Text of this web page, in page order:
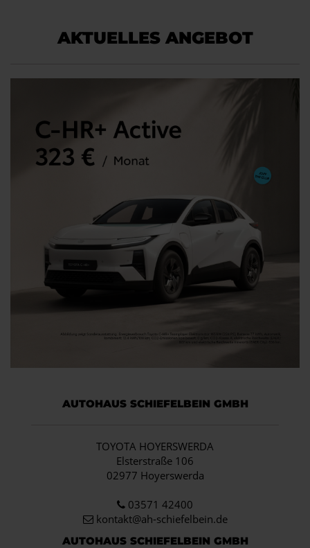
AKTUELLES ANGEBOT
AUTOHAUS SCHIEFELBEIN GMBH
TOYOTA HOYERSWERDA
Elsterstraße 106
02977 Hoyerswerda
03571 42400
kontakt@ah-schiefelbein.de
AUTOHAUS SCHIEFELBEIN GMBH